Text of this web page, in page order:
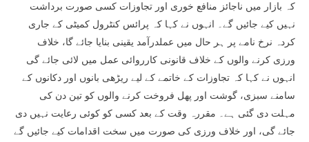
کہ بازار میں ناجائز منافع خوری اور تجاوزات کسی صورت برداشت
نہیں کیے جائیں گے۔ انہوں نے کہا کہ پرائس کنٹرول کمیٹی کے جاری
کردہ نرخ نامے پر ہر حال میں عملدرآمد یقینی بنایا جائے گا، خلاف
ورزی کرنے والوں کے خلاف قانونی کارروائی عمل میں لائی جائے گی
انہوں نے کہا کہ تجاوزات کے خاتمے کے لیے ریڑھی بانوں اور دکانوں کے
سامنے سبزی، گوشت اور پھل فروخت کرنے والوں کو تین دن کی
مہلت دی گئی ہے۔ مقررہ وقت کے بعد کسی کو کوئی رعایت نہیں دی
جائے گی، اور خلاف ورزی کی صورت میں سخت اقدامات کیے جائیں گے